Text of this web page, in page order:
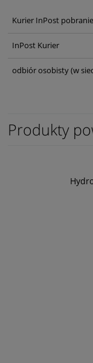
Kurier InPost pobranie
InPost Kurier
odbiór osobisty(w
Produkty